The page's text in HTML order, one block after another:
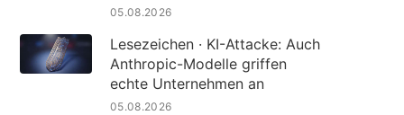
05.08.2026
Lesezeichen · KI-Attacke: Auch
Anthropic-Modelle griffen
echte Unternehmen an
05.08.2026